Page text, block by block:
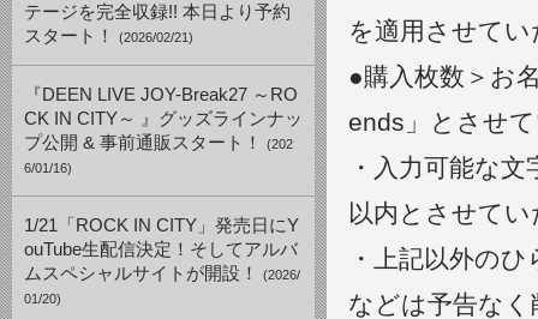
テージを完全収録!! 本日より予約
スタート！
(2026/02/21)
『DEEN LIVE JOY-Break27 ～RO
CK IN CITY～ 』グッズラインナッ
プ公開 & 事前通販スタート！
(202
6/01/16)
1/21「ROCK IN CITY」発売日にY
ouTube生配信決定！そしてアルバ
ムスペシャルサイトが開設！
(2026/
01/20)
を適用させて
●購入枚数＞お
ends」とさせ
・入力可能な
以内とさせて
・上記以外の
などは予告な